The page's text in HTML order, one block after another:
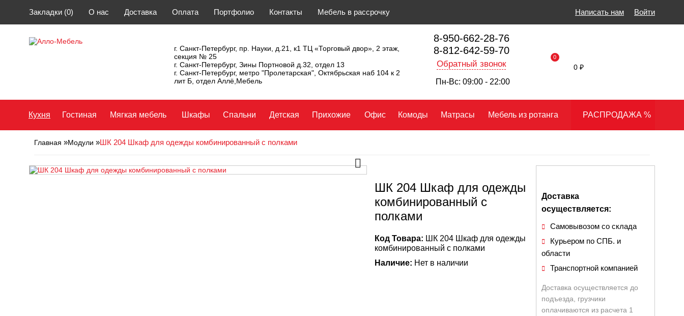
Закладки (0) О нас Доставка Оплата Портфолио Контакты Мебель в рассрочку Написать нам Войти
г. Санкт-Петербург, пр. Науки, д.21, к1 ТЦ «Торговый двор», 2 этаж,
секция № 25
г. Санкт-Петербург, Зины Портновой д.32, отдел 13
г. Санкт-Петербург, метро "Пролетарская", Октябрьская наб 104 к 2
лит Б, отдел Аллё,Мебель
8-950-662-28-76
8-812-642-59-70
Обратный звонок
Пн-Вс: 09:00 - 22:00
0
0 ₽
Кухня Гостиная Мягкая мебель Шкафы Спальни Детская Прихожие Офис Комоды Матрасы Мебель из ротанга РАСПРОДАЖА %
Главная »Модули »ШК 204 Шкаф для одежды комбинированный с полками
ШК 204 Шкаф для одежды
комбинированный с
полками
Код Товара: ШК 204 Шкаф для одежды
комбинированный с полками
Наличие: Нет в наличии
Доставка
осуществляется:
Самовывозом со склада
Курьером по СПБ. и
области
Транспортной компанией
Доставка осуществляется до
подъезда, грузчики
оплачиваются из расчета 1